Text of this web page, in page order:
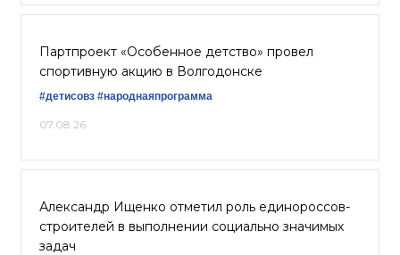
Партпроект «Особенное детство» провел
спортивную акцию в Волгодонске
#детисовз #народнаяпрограмма
07.08.26
Александр Ищенко отметил роль единороссов-
строителей в выполнении социально значимых
задач